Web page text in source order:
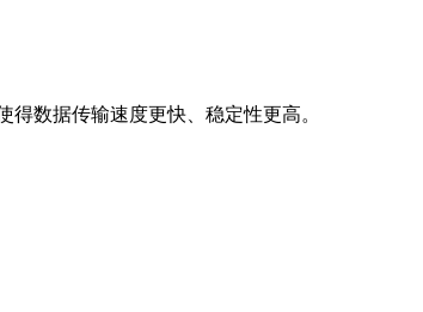
数据传输速度更快、稳定性更高。